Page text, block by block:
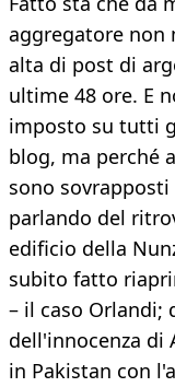
aggregatore non
alta di post di
ultime 48 ore. E
imposto su tutti
blog, ma perché
sono
parlando del
edificio della
subito fatto
– il caso Orlandi;
dell'innocenza di
in Pakistan con